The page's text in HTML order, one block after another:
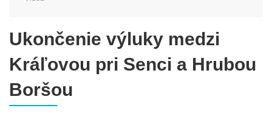
Ukončenie výluky medzi
Kráľovou pri Senci a Hrubou
Boršou